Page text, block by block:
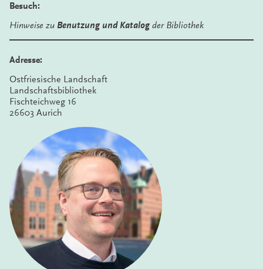
Besuch:
Hinweise zu Benutzung und Katalog der Bibliothek
Adresse:
Ostfriesische Landschaft
Landschaftsbibliothek
Fischteichweg 16
26603 Aurich